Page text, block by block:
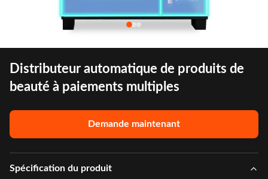
Distributeur automatique de produits de
beauté à paiements multiples
Demande maintenant
Spécification du produit